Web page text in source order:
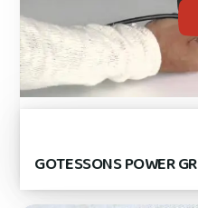
GOTESSONS POWER